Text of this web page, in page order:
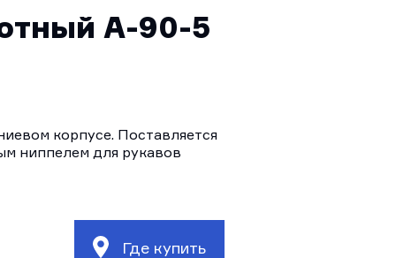
А-90-5
корпусе. Поставляется
ниппелем для рукавов
Где купить